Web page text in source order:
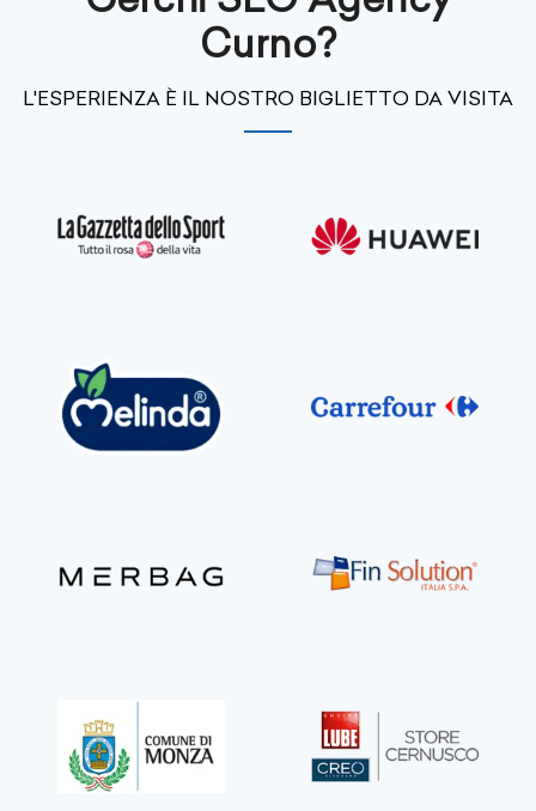
Curno?
L'ESPERIENZA È IL NOSTRO BIGLIETTO DA VISITA